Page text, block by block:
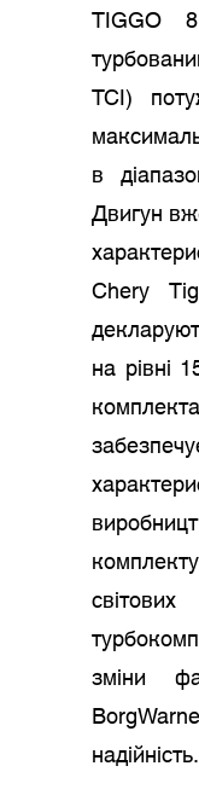
TIGGO
TCI)
в
Двигун
Chery
на рівні
зміни
надійність.